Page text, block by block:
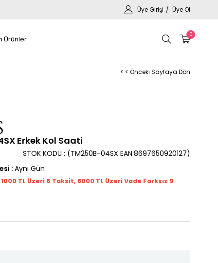
Üye Girişi Üye Ol
0
Ürünler
< < Önceki Sayfaya Dön
Erkek Kol Saati
(TM250B-04SX EAN:8697650920127)
STOK KODU
: Aynı Gün
TL Üzeri 6 Taksit, 8000 TL Üzeri Vade Farksız 9